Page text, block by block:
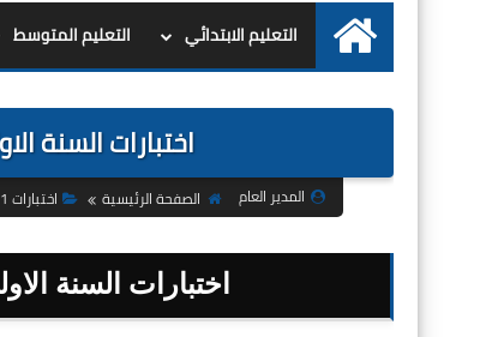
الرئيسية
التعليم الابتدائي التعليم المتوسط
اختبارات السنة
المدير العام الصفحة الرئيسية اختبارات 1 متوسط
اختبارات السنة